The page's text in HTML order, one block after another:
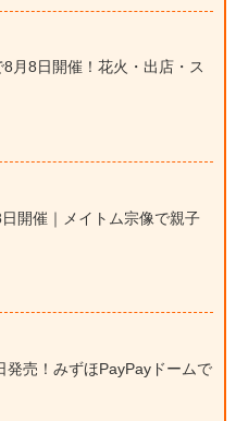
月8日開催！花火・出店・ス
開催｜メイトム宗像で親子
売！みずほPayPayドームで